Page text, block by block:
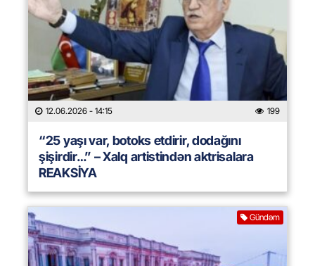
12.06.2026 - 14:15 199
“25 yaşı var, botoks etdirir, dodağını
şişirdir…” – Xalq artistindən aktrisalara
REAKSİYA
Gündəm